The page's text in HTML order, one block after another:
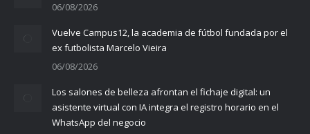
06/08/2026
Vuelve Campus12, la academia de fútbol fundada por el
ex futbolista Marcelo Vieira
06/08/2026
Los salones de belleza afrontan el fichaje digital: un
asistente virtual con IA integra el registro horario en el
WhatsApp del negocio